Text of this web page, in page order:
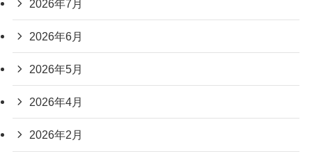
2026年7月
2026年6月
2026年5月
2026年4月
2026年2月